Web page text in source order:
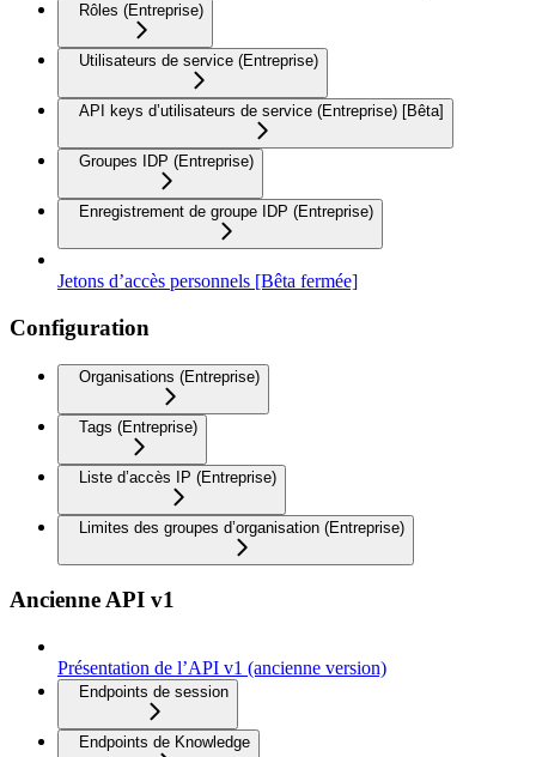
Rôles (Entreprise)
Utilisateurs de service (Entreprise)
API keys d’utilisateurs de service (Entreprise) [Bêta]
Groupes IDP (Entreprise)
Enregistrement de groupe IDP (Entreprise)
Jetons d’accès personnels [Bêta fermée]
Configuration
Organisations (Entreprise)
Tags (Entreprise)
Liste d’accès IP (Entreprise)
Limites des groupes d’organisation (Entreprise)
Ancienne API v1
Présentation de l’API v1 (ancienne version)
Endpoints de session
Endpoints de Knowledge